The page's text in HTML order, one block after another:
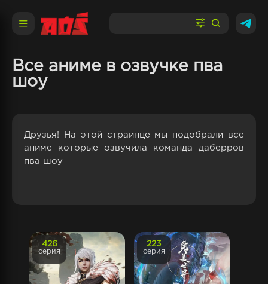
Все аниме в озвучке пва
шоу
Друзья! На этой страинце мы подобрали все
аниме которые озвучила команда даберров
пва шоу
426
серия
223
серия